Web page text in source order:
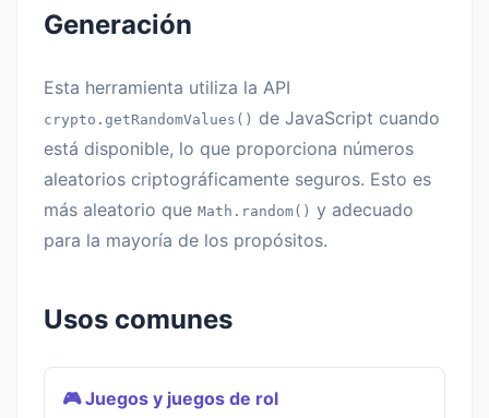
Generación
Esta herramienta utiliza la API
crypto.getRandomValues() de JavaScript cuando
está disponible, lo que proporciona números
aleatorios criptográficamente seguros. Esto es
más aleatorio que Math.random() y adecuado
para la mayoría de los propósitos.
Usos comunes
🎮 Juegos y juegos de rol